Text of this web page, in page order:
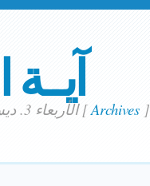
الأربعاء 3. ديسمبر 2025[Archives]